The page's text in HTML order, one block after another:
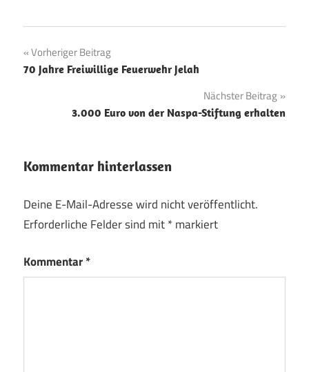
Beitragsnavigation
Vorheriger Beitrag
70 Jahre Freiwillige Feuerwehr Jelah
Nächster Beitrag
3.000 Euro von der Naspa-Stiftung erhalten
Kommentar hinterlassen
Deine E-Mail-Adresse wird nicht veröffentlicht.
Erforderliche Felder sind mit*markiert
Kommentar*